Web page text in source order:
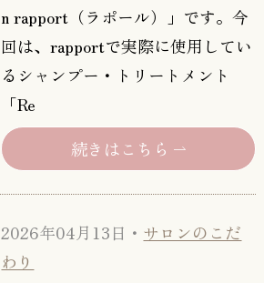
n rapport（ラポール）」です。今
回は、rapportで実際に使用してい
るシャンプー・トリートメント
「Re
続きはこちら
2026年04月13日・ サロンのこだ
わり